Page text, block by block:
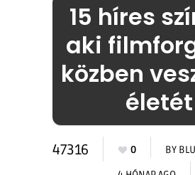
15 híres
aki
közben
életét
47316 0 BY